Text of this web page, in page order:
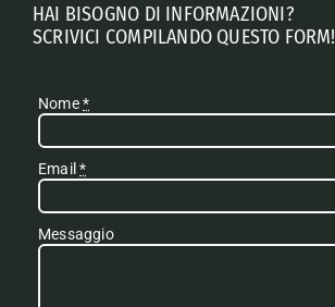
HAI BISOGNO DI INFORMAZIONI?
SCRIVICI COMPILANDO QUESTO FORM!
Nome*
Email*
Messaggio